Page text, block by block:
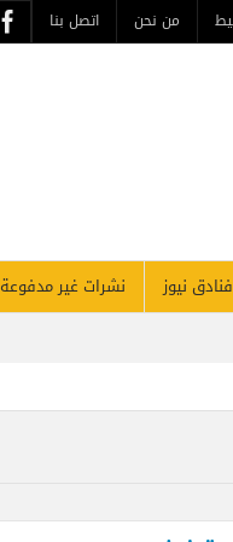
من نحن اتصل بنا
فنادق نيوز نشرات غير مدفوعة
يحتفل غداً بذكرى مرور 26 عاماً على افتتاحه